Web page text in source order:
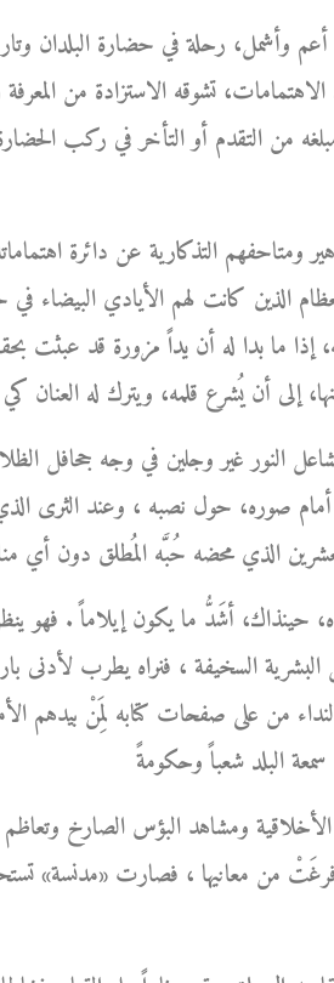
وأشمل، رحلة في حضارة البلدان
تشوقه الاستزادة من
من التقدم أو التأخر في ركب
ومتاحفهم التذكارية عن دائرة
الذين كانت لهم الأيادي البيضاء في
إذا ما بدا له أن يداً مزورة قد عبثت
مشاعل النور غير وجلين في وجه جحافل
أمام صوره، حول نصبه ، وعند
حينذاك، أشَدُّ ما يكون إيلاماً . فهو
البشرية السخيفة ، فنراه يطرب لأدنى
من على صفحات كتابه لِمَنْ بيدهم
ومشاهد البؤس الصارخ
فرغَتْ من معانيها ، فصارت «مدنسة»